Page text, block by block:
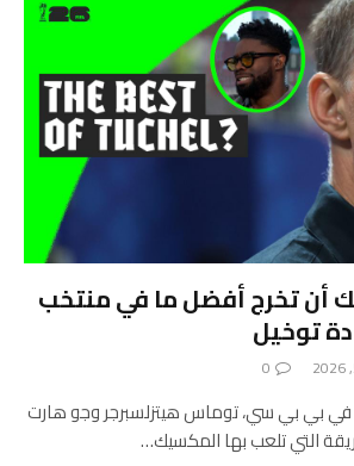
أن تخرج أفضل ما في منتخب
توخيل
0
في بي بي سي، توماس هيتزلسبرجر وجو هارت
التي تلعب بها المكسيك…